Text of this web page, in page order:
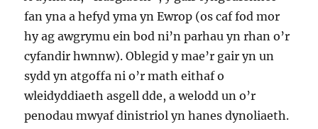
fan yna a hefyd yma yn Ewrop (os caf fod mor
hy ag awgrymu ein bod ni’n parhau yn rhan o’r
cyfandir hwnnw). Oblegid y mae’r gair yn un
sydd yn atgoffa ni o’r math eithaf o
wleidyddiaeth asgell dde, a welodd un o’r
penodau mwyaf dinistriol yn hanes dynoliaeth.